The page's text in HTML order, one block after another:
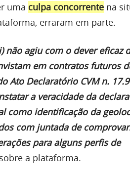
uma culpa concorrente na
erraram em parte.
não agiu com o dever eficaz
em contratos futuros
Ato Declaratório CVM n.
a veracidade da
como identificação da
com juntada de
para alguns perfis de
a plataforma.